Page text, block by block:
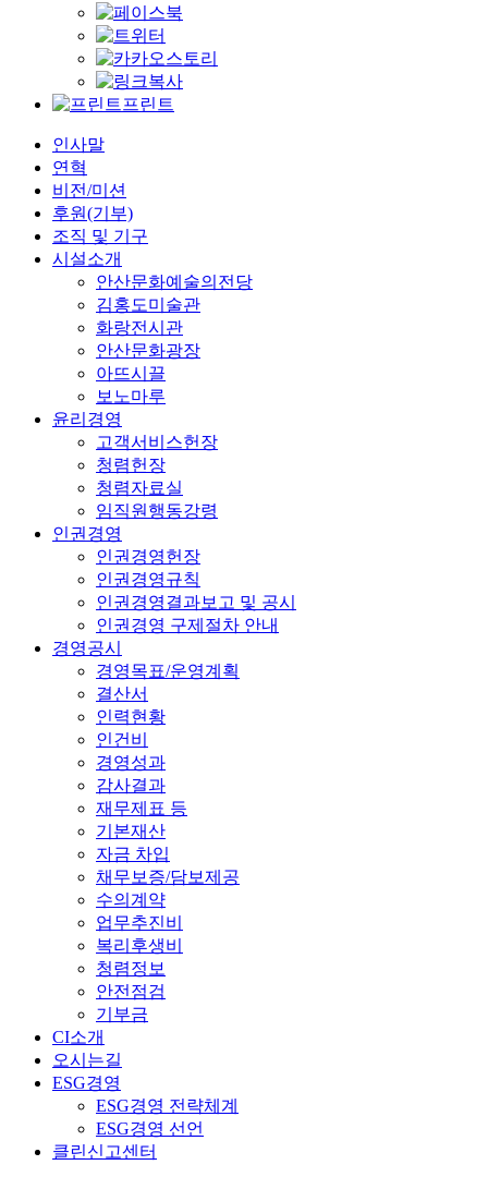
프린트
인사말
연혁
비전/미션
후원(기부)
조직 및 기구
시설소개
안산문화예술의전당
김홍도미술관
화랑전시관
안산문화광장
아뜨시끌
보노마루
윤리경영
고객서비스헌장
청렴헌장
청렴자료실
임직원행동강령
인권경영
인권경영헌장
인권경영규칙
인권경영결과보고 및 공시
인권경영 구제절차 안내
경영공시
경영목표/운영계획
결산서
인력현황
인건비
경영성과
감사결과
재무제표 등
기본재산
자금 차입
채무보증/담보제공
수의계약
업무추진비
복리후생비
청렴정보
안전점검
기부금
CI소개
오시는길
ESG경영
ESG경영 전략체계
ESG경영 선언
클린신고센터